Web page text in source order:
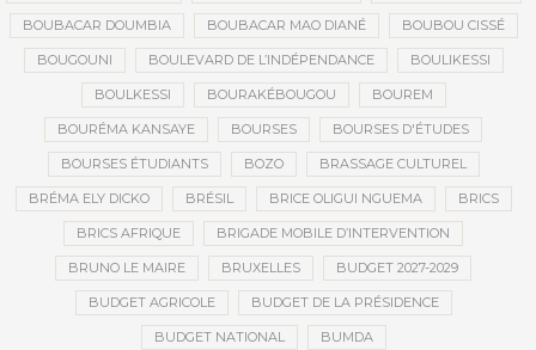
BOUBACAR DOUMBIA BOUBACAR MAO DIANÉ BOUBOU CISSÉ
BOUGOUNI BOULEVARD DE L’INDÉPENDANCE BOULIKESSI
BOULKESSI BOURAKÉBOUGOU BOUREM
BOURÉMA KANSAYE BOURSES BOURSES D'ÉTUDES
BOURSES ÉTUDIANTS BOZO BRASSAGE CULTUREL
BRÉMA ELY DICKO BRÉSIL BRICE OLIGUI NGUEMA BRICS
BRICS AFRIQUE BRIGADE MOBILE D’INTERVENTION
BRUNO LE MAIRE BRUXELLES BUDGET 2027-2029
BUDGET AGRICOLE BUDGET DE LA PRÉSIDENCE
BUDGET NATIONAL BUMDA